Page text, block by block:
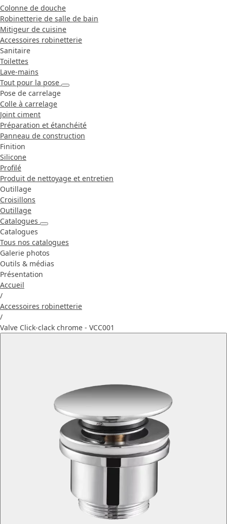
Colonne de douche
Robinetterie de salle de bain
Mitigeur de cuisine
Accessoires robinetterie
Sanitaire
Toilettes
Lave-mains
Tout pour la pose
Pose de carrelage
Colle à carrelage
Joint ciment
Préparation et étanchéité
Panneau de construction
Finition
Silicone
Profilé
Produit de nettoyage et entretien
Outillage
Croisillons
Outillage
Catalogues
Catalogues
Tous nos catalogues
Galerie photos
Outils & médias
Présentation
Accueil
/
Accessoires robinetterie
/
Valve Click-clack chrome - VCC001